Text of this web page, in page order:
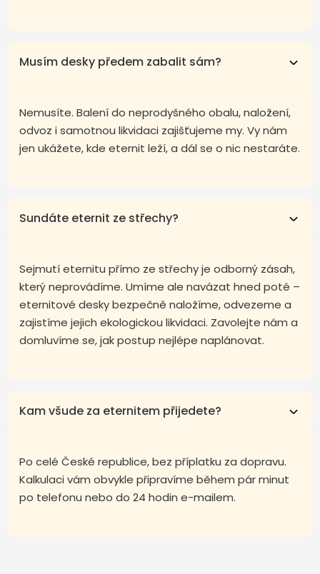
Musím desky předem zabalit sám?
Nemusíte. Balení do neprodyšného obalu, naložení,
odvoz i samotnou likvidaci zajišťujeme my. Vy nám
jen ukážete, kde eternit leží, a dál se o nic nestaráte.
Sundáte eternit ze střechy?
Sejmutí eternitu přímo ze střechy je odborný zásah,
který neprovádíme. Umíme ale navázat hned poté –
eternitové desky bezpečně naložíme, odvezeme a
zajistíme jejich ekologickou likvidaci. Zavolejte nám a
domluvíme se, jak postup nejlépe naplánovat.
Kam všude za eternitem přijedete?
Po celé České republice, bez příplatku za dopravu.
Kalkulaci vám obvykle připravíme během pár minut
po telefonu nebo do 24 hodin e-mailem.